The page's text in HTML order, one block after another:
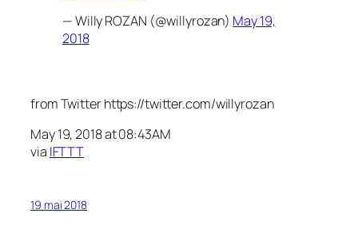
— Willy ROZAN (@willyrozan) May 19,
2018
from Twitter https://twitter.com/willyrozan
May 19, 2018 at 08:43AM
via IFTTT
19 mai 2018